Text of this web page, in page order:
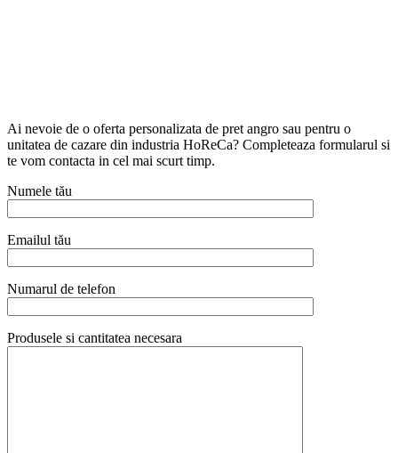
Ai nevoie de o oferta personalizata de pret angro sau pentru o
unitatea de cazare din industria HoReCa? Completeaza formularul si
te vom contacta in cel mai scurt timp.
Numele tău
Emailul tău
Numarul de telefon
Produsele si cantitatea necesara